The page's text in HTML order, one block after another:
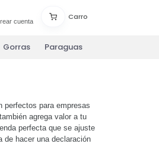
cuenta
Carro
Gorras Paraguas
para empresas
agrega valor a tu
perfecta que se ajuste
de hacer una declaración